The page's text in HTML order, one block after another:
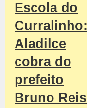
Escola do
Curralinho:
Aladilce
cobra do
prefeito
Bruno Reis